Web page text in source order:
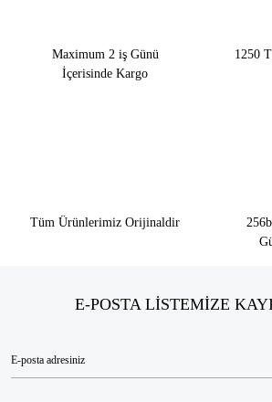
Maximum 2 iş Günü
İçerisinde Kargo
1250
Tüm Ürünlerimiz Orijinaldir
E-POSTA LİSTEMİZE